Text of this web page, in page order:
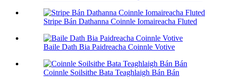
Stripe Bán Dathanna Coinnle Iomaireacha Fluted
Baile Dath Bia Paidreacha Coinnle Votive
Coinnle Soilsithe Bata Teaghlaigh Bán Bán